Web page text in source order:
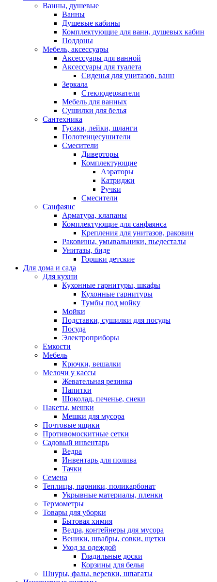
Ванны, душевые
Ванны
Душевые кабины
Комплектующие для ванн, душевых кабин
Поддоны
Мебель, аксессуары
Аксессуары для ванной
Аксессуары для туалета
Сиденья для унитазов, ванн
Зеркала
Стеклодержатели
Мебель для ванных
Сушилки для белья
Сантехника
Гусаки, лейки, шланги
Полотенцесушители
Смесители
Диверторы
Комплектующие
Аэраторы
Катриджи
Ручки
Смесители
Санфаянс
Арматура, клапаны
Комплектующие для санфаянса
Крепления для унитазов, раковин
Раковины, умывальники, пьедесталы
Унитазы, биде
Горшки детские
Для дома и сада
Для кухни
Кухонные гарнитуры, шкафы
Кухонные гарнитуры
Тумбы под мойку
Мойки
Подставки, сушилки для посуды
Посуда
Электроприборы
Емкости
Мебель
Крючки, вешалки
Мелочи у кассы
Жевательная резинка
Напитки
Шоколад, печенье, снеки
Пакеты, мешки
Мешки для мусора
Почтовые ящики
Противомоскитные сетки
Садовый инвентарь
Ведра
Инвентарь для полива
Тачки
Семена
Теплицы, парники, поликарбонат
Укрывные материалы, пленки
Термометры
Товары для уборки
Бытовая химия
Ведра, контейнеры для мусора
Веники, швабры, совки, щетки
Уход за одеждой
Гладильные доски
Корзины для белья
Шнуры, фалы, веревки, шпагаты